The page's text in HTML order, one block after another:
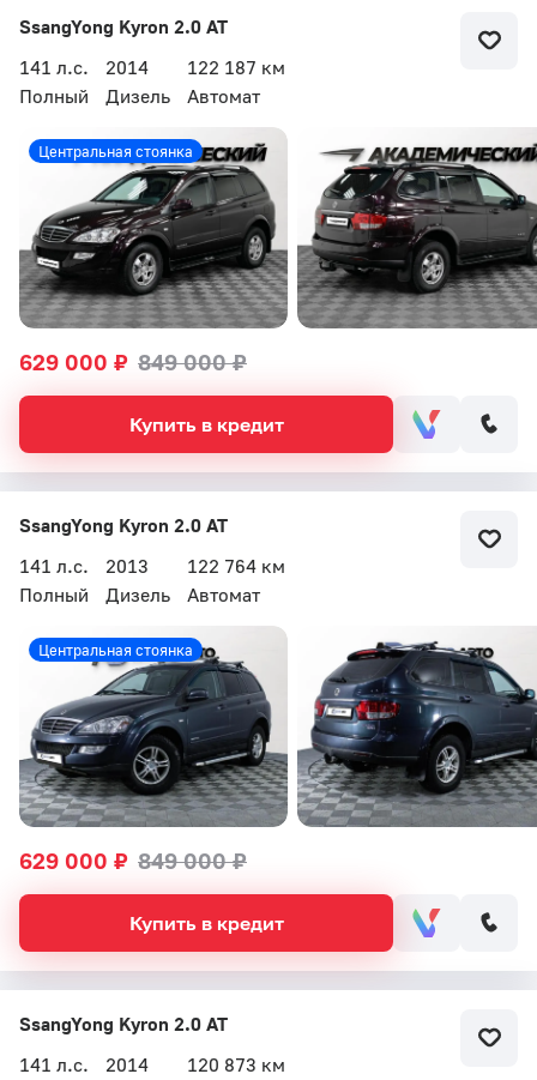
SsangYong Kyron 2.0 AT
141 л.с.
2014
122 187 км
Полный
Дизель Автомат
629 000 ₽ 849 000 ₽
Центральная стоянка
Купить в кредит
SsangYong Kyron 2.0 AT
141 л.с.
2013
122 764 км
Полный
Дизель Автомат
629 000 ₽ 849 000 ₽
Центральная стоянка
Купить в кредит
SsangYong Kyron 2.0 AT
141 л.с.
2014
120 873 км